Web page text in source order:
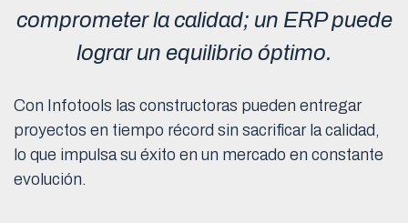
comprometer la calidad; un ERP puede
lograr un equilibrio óptimo.
Con Infotools las constructoras pueden entregar
proyectos en tiempo récord sin sacrificar la calidad,
lo que impulsa su éxito en un mercado en constante
evolución.